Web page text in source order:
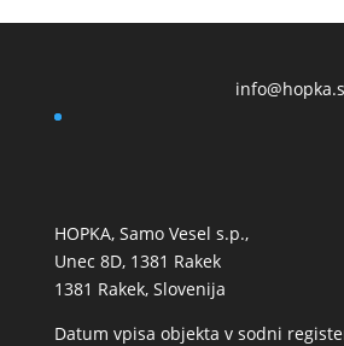
HOPKA, Samo Vesel s.p.,
Unec 8D, 1381 Rakek
1381 Rakek, Slovenija
Datum vpisa objekta v sodni